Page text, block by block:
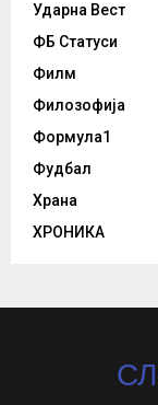
Ударна Вест
ФБ Статуси
Филм
Филозофија
Формула1
Фудбал
Храна
ХРОНИКА